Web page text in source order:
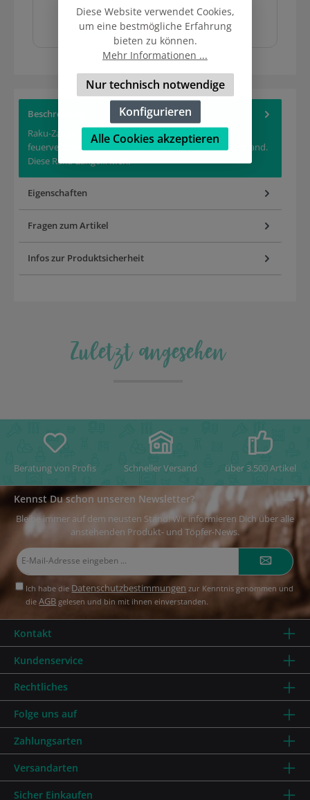
bezahlen mit
Beschreibung
Raku-Zange, mit rundem Greifer (Ø 10cm). Stahl
feuerverzinkt, stabiles Scharnier, Fertigung in Deutschland.
Diese Raku-Zange…Mehr
Eigenschaften
Fragen zum Artikel
Infos zur Produktsicherheit
Zuletzt angesehen
Beratung von Profis Schneller Versand über 3.500 Artikel
Kennst Du schon unseren Newsletter?
Bleibe immer auf dem neusten Stand! Wir informieren Dich über alle
anstehenden Produkt- und Töpfer-News.
Ich habe die Datenschutzbestimmungen zur Kenntnis genommen und
dieAGB gelesen und bin mit ihnen einverstanden.
Kundenservice
Rechtliches
Kontakt
Zahlungsarten
Versandarten
Sicher Einkaufen
Folge uns auf
Diese Website verwendet Cookies,
um eine bestmögliche Erfahrung
bieten zu können.
Mehr Informationen ...
Nur technisch notwendige
Konfigurieren
Alle Cookies akzeptieren